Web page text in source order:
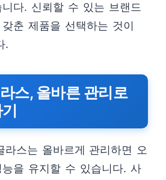
다. 신뢰할 수 있는 브랜드
춘 제품을 선택하는 것이
.
스, 올바른 관리로
라스는 올바르게 관리하면 오
을 유지할 수 있습니다. 사